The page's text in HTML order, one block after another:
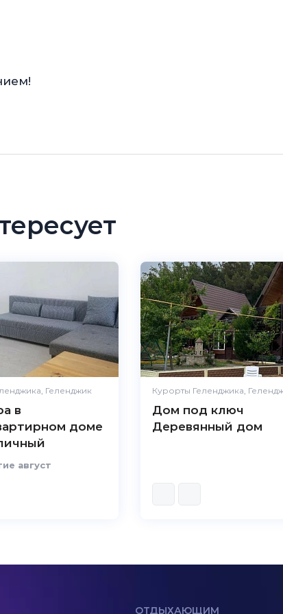
Геленджик
в
доме
август
Курорты Геленджика,
Дом под ключ
Деревянный дом
ОТДЫХАЮЩИМ